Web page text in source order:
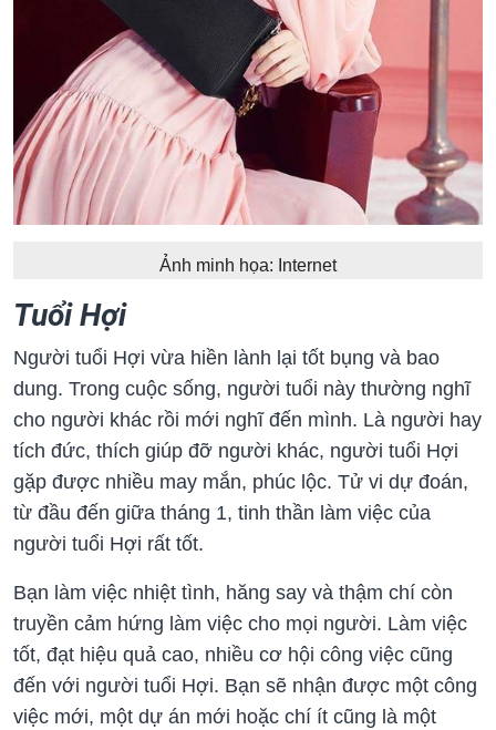
Ảnh minh họa: Internet
Tuổi Hợi
Người tuổi Hợi vừa hiền lành lại tốt bụng và bao
dung. Trong cuộc sống, người tuổi này thường nghĩ
cho người khác rồi mới nghĩ đến mình. Là người hay
tích đức, thích giúp đỡ người khác, người tuổi Hợi
gặp được nhiều may mắn, phúc lộc. Tử vi dự đoán,
từ đầu đến giữa tháng 1, tinh thần làm việc của
người tuổi Hợi rất tốt.
Bạn làm việc nhiệt tình, hăng say và thậm chí còn
truyền cảm hứng làm việc cho mọi người. Làm việc
tốt, đạt hiệu quả cao, nhiều cơ hội công việc cũng
đến với người tuổi Hợi. Bạn sẽ nhận được một công
việc mới, một dự án mới hoặc chí ít cũng là một